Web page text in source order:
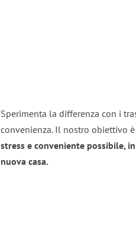
Sperimenta la differenza con i
convenienza. Il nostro obiettivo
stress e conveniente possibile,
nuova casa.